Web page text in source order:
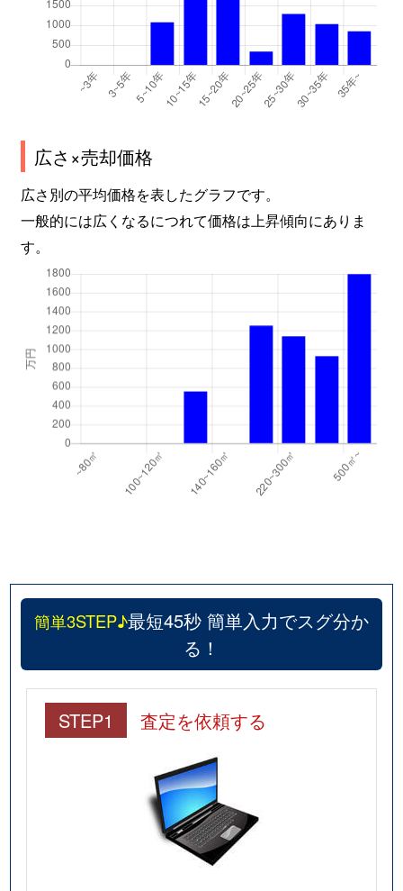
広さ×売却価格
広さ別の平均価格を表したグラフです。
一般的には広くなるにつれて価格は上昇傾向にありま
す。
簡単3STEP♪最短45秒 簡単入力でスグ分か
る！
STEP1 査定を依頼する